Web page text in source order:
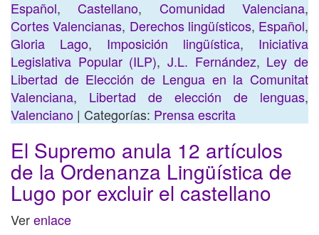
Español,Castellano, Comunidad Valenciana,
Cortes Valencianas, Derechos lingüísticos, Español,
Gloria Lago, Imposición lingüística, Iniciativa
Legislativa Popular (ILP),J.L. Fernández, Ley de
Libertad de Elección de Lengua en la Comunitat
Valenciana, Libertad de elección de lenguas,
Valenciano | Categorías: Prensa escrita
El Supremo anula 12 artículos
de la Ordenanza Lingüística de
Lugo por excluir el castellano
Verenlace